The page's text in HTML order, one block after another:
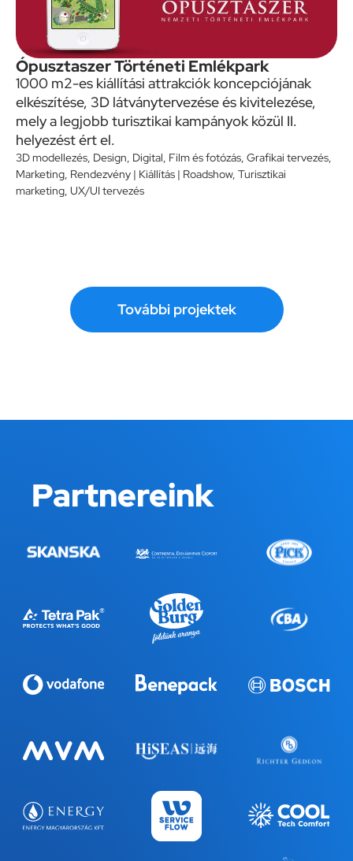
Ópusztaszer Történeti Emlékpark
1000 m2-es kiállítási attrakciók koncepciójának
elkészítése, 3D látványtervezése és kivitelezése,
mely a legjobb turisztikai kampányok közül II.
helyezést ért el.
3D modellezés, Design, Digital, Film és fotózás, Grafikai tervezés,
Marketing, Rendezvény | Kiállítás | Roadshow, Turisztikai
marketing, UX/UI tervezés
További projektek
Partnereink